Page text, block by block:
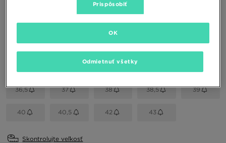
Ružová
Vybrať veľkosť
36,5 37 38 38,5 39
40 40,5 42 43
Skontrolujte veľkosť
Prispôsobiť
Odmietnuť všetky
OK